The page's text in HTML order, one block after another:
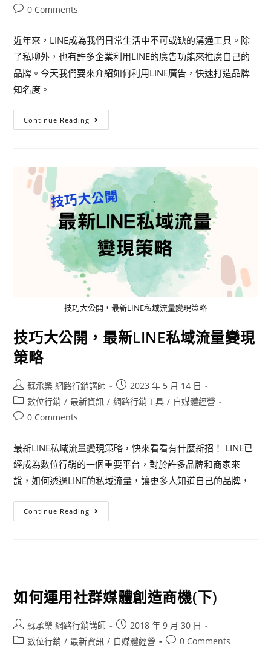
0 Comments
近年來，LINE成為我們日常生活中不可或缺的溝通工具。除
了私聊外，也有許多企業利用LINE的廣告功能來推廣自己的
品牌。今天我們要來介紹如何利用LINE廣告，快速打造品牌
知名度。
Continue Reading
技巧大公開，最新LINE私域流量變現策略
技巧大公開，最新LINE私域流量變現
策略
蘇承樂 網路行銷講師
2023 年 5 月 14 日
數位行銷 / 最新資訊 / 網路行銷工具 / 自媒體經營
0 Comments
最新LINE私域流量變現策略，快來看看有什麼新招！ LINE已
經成為數位行銷的一個重要平台，對於許多品牌和商家來
說，如何透過LINE的私域流量，讓更多人知道自己的品牌，
Continue Reading
如何運用社群媒體創造商機(下)
蘇承樂 網路行銷講師
2018 年 9 月 30 日
數位行銷 / 最新資訊 / 自媒體經營 0 Comments